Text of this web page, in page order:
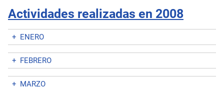
Actividades realizadas en 2008
+ ENERO
+ FEBRERO
+ MARZO